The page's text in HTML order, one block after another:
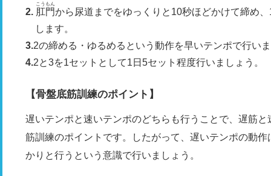
肛門
こうもん
から尿道までをゆっくりと10秒ほどかけて締め
します。
2の締める・ゆるめるという動作を早いテンポで行い
2と3を1セットとして1日5セット程度行いましょう。
【骨盤底筋訓練のポイント】
遅いテンポと速いテンポのどちらも行うことで、遅筋
筋訓練のポイントです。したがって、遅いテンポの動
かりと行うという意識で行いましょう。